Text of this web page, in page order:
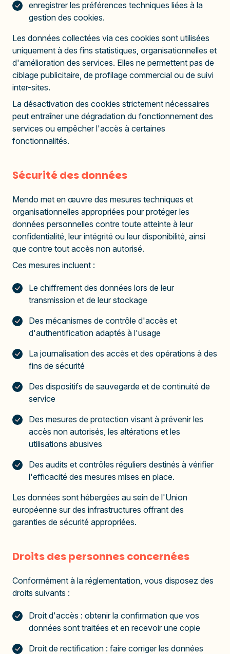
enregistrer les préférences techniques liées à la
gestion des cookies.
Les données collectées via ces cookies sont utilisées
uniquement à des fins statistiques, organisationnelles et
d'amélioration des services. Elles ne permettent pas de
ciblage publicitaire, de profilage commercial ou de suivi
inter-sites.
La désactivation des cookies strictement nécessaires
peut entraîner une dégradation du fonctionnement des
services ou empêcher l'accès à certaines
fonctionnalités.
Sécurité des données
Mendo met en œuvre des mesures techniques et
organisationnelles appropriées pour protéger les
données personnelles contre toute atteinte à leur
confidentialité, leur intégrité ou leur disponibilité, ainsi
que contre tout accès non autorisé.
Ces mesures incluent :
Le chiffrement des données lors de leur
transmission et de leur stockage
Des mécanismes de contrôle d'accès et
d'authentification adaptés à l'usage
La journalisation des accès et des opérations à des
fins de sécurité
Des dispositifs de sauvegarde et de continuité de
service
Des mesures de protection visant à prévenir les
accès non autorisés, les altérations et les
utilisations abusives
Des audits et contrôles réguliers destinés à vérifier
l'efficacité des mesures mises en place.
Les données sont hébergées au sein de l'Union
européenne sur des infrastructures offrant des
garanties de sécurité appropriées.
Droits des personnes concernées
Conformément à la réglementation, vous disposez des
droits suivants :
Droit d'accès : obtenir la confirmation que vos
données sont traitées et en recevoir une copie
Droit de rectification : faire corriger les données